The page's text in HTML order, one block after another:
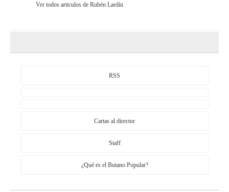
Ver todos articulos de Rubén Lardín
RSS
Cartas al director
Staff
¿Qué es el Butano Popular?